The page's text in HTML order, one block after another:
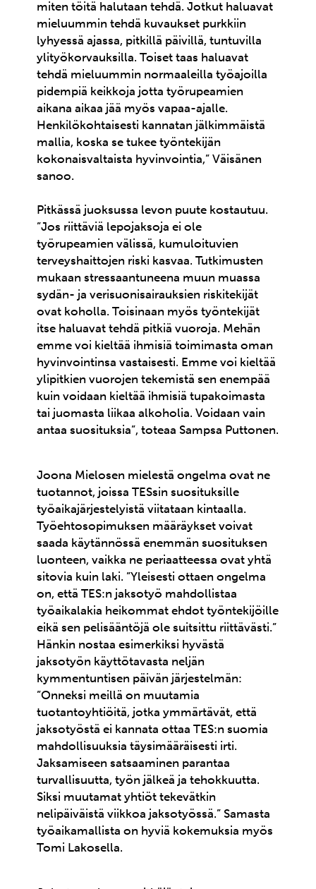
miten töitä halutaan tehdä. Jotkut haluavat
mieluummin tehdä kuvaukset purkkiin
lyhyessä ajassa, pitkillä päivillä, tuntuvilla
ylityökorvauksilla. Toiset taas haluavat
tehdä mieluummin normaaleilla työajoilla
pidempiä keikkoja jotta työrupeamien
aikana aikaa jää myös vapaa-ajalle.
Henkilökohtaisesti kannatan jälkimmäistä
mallia, koska se tukee työntekijän
kokonaisvaltaista hyvinvointia,” Väisänen
sanoo.
Pitkässä juoksussa levon puute kostautuu.
”Jos riittäviä lepojaksoja ei ole
työrupeamien välissä, kumuloituvien
terveyshaittojen riski kasvaa. Tutkimusten
mukaan stressaantuneena muun muassa
sydän- ja verisuonisairauksien riskitekijät
ovat koholla. Toisinaan myös työntekijät
itse haluavat tehdä pitkiä vuoroja. Mehän
emme voi kieltää ihmisiä toimimasta oman
hyvinvointinsa vastaisesti. Emme voi kieltää
ylipitkien vuorojen tekemistä sen enempää
kuin voidaan kieltää ihmisiä tupakoimasta
tai juomasta liikaa alkoholia. Voidaan vain
antaa suosituksia”, toteaa Sampsa Puttonen.
Joona Mielosen mielestä ongelma ovat ne
tuotannot, joissa TESsin suosituksille
työaikajärjestelyistä viitataan kintaalla.
Työehtosopimuksen määräykset voivat
saada käytännössä enemmän suosituksen
luonteen, vaikka ne periaatteessa ovat yhtä
sitovia kuin laki. ”Yleisesti ottaen ongelma
on, että TES:n jaksotyö mahdollistaa
työaikalakia heikommat ehdot työntekijöille
eikä sen pelisääntöjä ole suitsittu riittävästi.”
Hänkin nostaa esimerkiksi hyvästä
jaksotyön käyttötavasta neljän
kymmentuntisen päivän järjestelmän:
”Onneksi meillä on muutamia
tuotantoyhtiöitä, jotka ymmärtävät, että
jaksotyöstä ei kannata ottaa TES:n suomia
mahdollisuuksia täysimääräisesti irti.
Jaksamiseen satsaaminen parantaa
turvallisuutta, työn jälkeä ja tehokkuutta.
Siksi muutamat yhtiöt tekevätkin
nelipäiväistä viikkoa jaksotyössä.” Samasta
työaikamallista on hyviä kokemuksia myös
Tomi Lakosella.